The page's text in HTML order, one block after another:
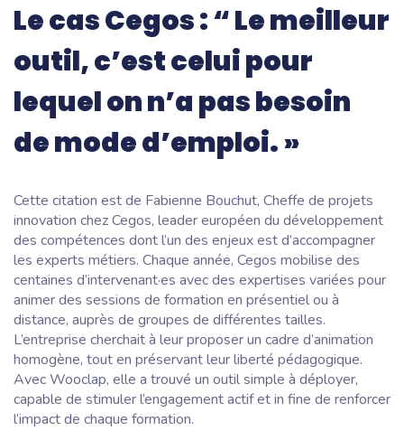
Le cas Cegos : “ Le meilleur
outil, c’est celui pour
lequel on n’a pas besoin
de mode d’emploi. »
Cette citation est de Fabienne Bouchut, Cheffe de projets
innovation chez Cegos, leader européen du développement
des compétences dont l’un des enjeux est d’accompagner
les experts métiers. Chaque année, Cegos mobilise des
centaines d’intervenant·es avec des expertises variées pour
animer des sessions de formation en présentiel ou à
distance, auprès de groupes de différentes tailles.
L’entreprise cherchait à leur proposer un cadre d’animation
homogène, tout en préservant leur liberté pédagogique.
Avec Wooclap, elle a trouvé un outil simple à déployer,
capable de stimuler l’engagement actif et in fine de renforcer
l’impact de chaque formation.